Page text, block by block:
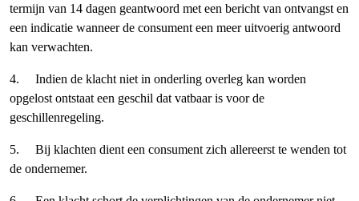
termijn van 14 dagen geantwoord met een bericht van ontvangst en
een indicatie wanneer de consument een meer uitvoerig antwoord
kan verwachten.
4. Indien de klacht niet in onderling overleg kan worden
opgelost ontstaat een geschil dat vatbaar is voor de
geschillenregeling.
5. Bij klachten dient een consument zich allereerst te wenden tot
de ondernemer.